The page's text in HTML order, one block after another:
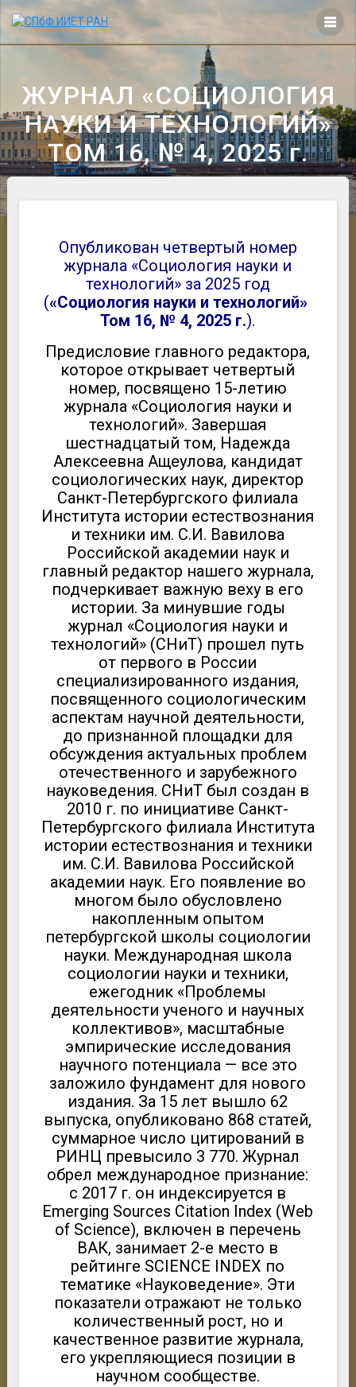
контенту
ЖУРНАЛ «СОЦИОЛОГИЯ
НАУКИ И ТЕХНОЛОГИЙ»
ТОМ 16, № 4, 2025 г.
Опубликован четвертый номер
журнала «Социология науки и
технологий» за 2025 год
(«Социология науки и технологий»
Том 16, № 4, 2025 г.).
Предисловие главного редактора,
которое открывает четвертый
номер, посвящено 15-летию
журнала «Социология науки и
технологий». Завершая
шестнадцатый том, Надежда
Алексеевна Ащеулова, кандидат
социологических наук, директор
Санкт-Петербургского филиала
Института истории естествознания
и техники им. С.И. Вавилова
Российской академии наук и
главный редактор нашего журнала,
подчеркивает важную веху в его
истории. За минувшие годы
журнал «Социология науки и
технологий» (СНиТ) прошел путь
от первого в России
специализированного издания,
посвященного социологическим
аспектам научной деятельности,
до признанной площадки для
обсуждения актуальных проблем
отечественного и зарубежного
науковедения. СНиТ был создан в
2010 г. по инициативе Санкт-
Петербургского филиала Института
истории естествознания и техники
им. С.И. Вавилова Российской
академии наук. Его появление во
многом было обусловлено
накопленным опытом
петербургской школы социологии
науки. Международная школа
социологии науки и техники,
ежегодник «Проблемы
деятельности ученого и научных
коллективов», масштабные
эмпирические исследования
научного потенциала — все это
заложило фундамент для нового
издания. За 15 лет вышло 62
выпуска, опубликовано 868 статей,
суммарное число цитирований в
РИНЦ превысило 3 770. Журнал
обрел международное признание:
с 2017 г. он индексируется в
Emerging Sources Citation Index (Web
of Science), включен в перечень
ВАК, занимает 2-е место в
рейтинге SCIENCE INDEX по
тематике «Науковедение». Эти
показатели отражают не только
количественный рост, но и
качественное развитие журнала,
его укрепляющиеся позиции в
научном сообществе.